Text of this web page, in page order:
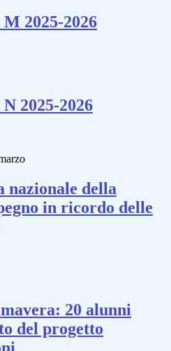
2025-2026
2025-2026
nazionale della
in ricordo delle
20 alunni
del progetto